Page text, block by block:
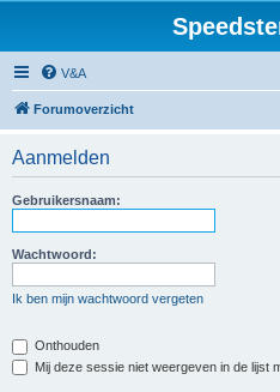
V&A
Forumoverzicht
Aanmelden
Gebruikersnaam:
Wachtwoord:
Ik ben mijn wachtwoord vergeten
Onthouden
Mij deze sessie niet weergeven in de lijst